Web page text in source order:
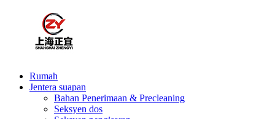
Rumah
Jentera suapan
Bahan Penerimaan & Precleaning
Seksyen dos